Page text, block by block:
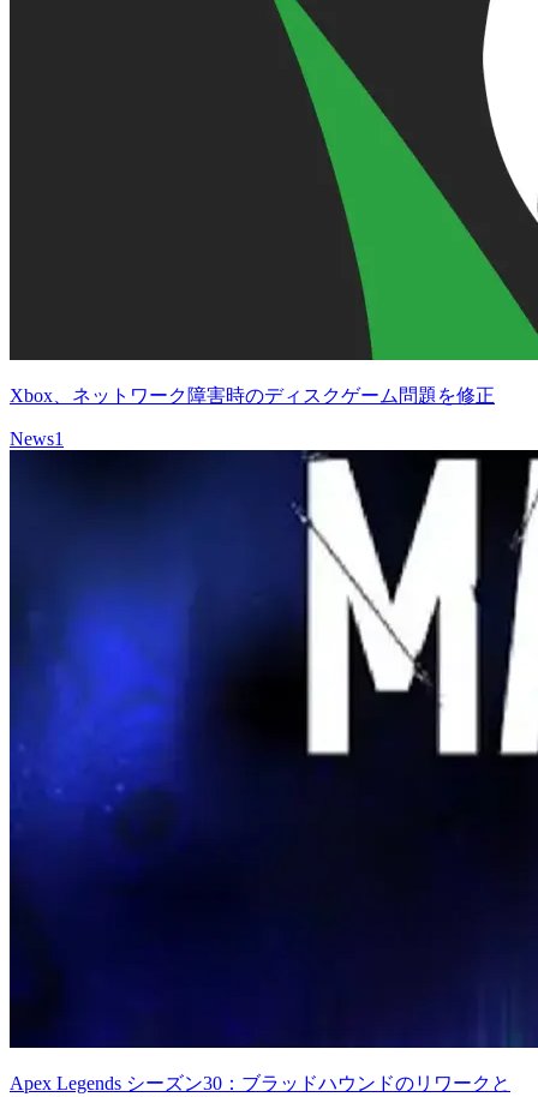
Xbox、ネットワーク障害時のディスクゲーム問題を修正
News1
Apex Legends シーズン30：ブラッドハウンドのリワークと